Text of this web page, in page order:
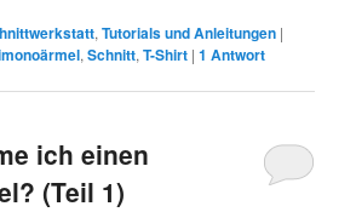
,Tutorials und Anleitungen |
,Schnitt,T-Shirt |1 Antwort
ich einen
(Teil 1)